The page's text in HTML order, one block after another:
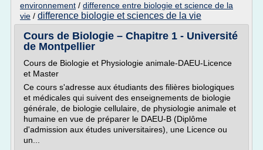
environnement / difference entre biologie et science de la
vie / difference biologie et sciences de la vie
Cours de Biologie – Chapitre 1 - Université
de Montpellier
Cours de Biologie et Physiologie animale-DAEU-Licence
et Master
Ce cours s'adresse aux étudiants des filières biologiques
et médicales qui suivent des enseignements de biologie
générale, de biologie cellulaire, de physiologie animale et
humaine en vue de préparer le DAEU-B (Diplôme
d'admission aux études universitaires), une Licence ou
un...